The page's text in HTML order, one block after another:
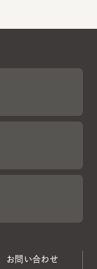
お問い合わせ